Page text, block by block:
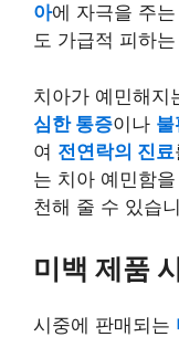
아에 자극을 주는
도 가급적 피하
치아가 예민해지
심한 통증이나
여 전연락의 진료
는 치아 예민함
천해 줄 수 있습
미백 제품
시중에 판매되는